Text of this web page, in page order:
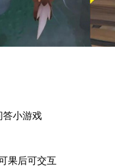
小游戏
果后可交互